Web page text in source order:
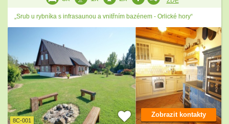
„Srub u rybníka s infrasaunou a vnitřním bazénem - Orlické hory“
8C-001
Zobrazit kontakty